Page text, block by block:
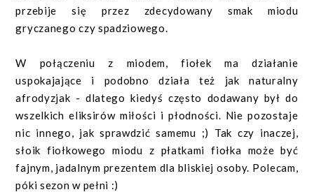
przebije się przez zdecydowany smak miodu
gryczanego czy spadziowego.
W połączeniu z miodem, fiołek ma działanie
uspokajające i podobno działa też jak naturalny
afrodyzjak - dlatego kiedyś często dodawany był do
wszelkich eliksirów miłości i płodności. Nie pozostaje
nic innego, jak sprawdzić samemu ;) Tak czy inaczej,
słoik fiołkowego miodu z płatkami fiołka może być
fajnym, jadalnym prezentem dla bliskiej osoby. Polecam,
póki sezon w pełni :)